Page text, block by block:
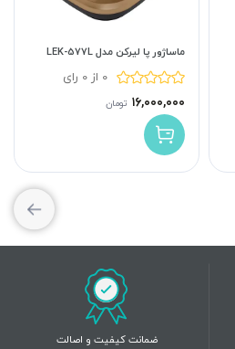
ماساژور پا لیرکن مدل LEK-577L
0 از 0 رای
۱۶,۰۰۰,۰۰۰ تومان
ضمانت کیفیت و اصالت